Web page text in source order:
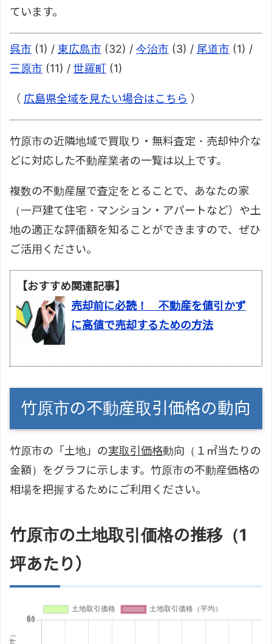
ています。
呉市 (1) / 東広島市 (32) / 今治市 (3) / 尾道市 (1) /
三原市 (11) / 世羅町 (1)
（ 広島県全域を見たい場合はこちら ）
竹原市の近隣地域で買取り・無料査定・売却仲介な
どに対応した不動産業者の一覧は以上です。
複数の不動産屋で査定をとることで、あなたの家
（一戸建て住宅・マンション・アパートなど）や土
地の適正な評価額を知ることができますので、ぜひ
ご活用ください。
【おすすめ関連記事】
売却前に必読！ 不動産を値引かず
に高値で売却するための方法
竹原市の不動産取引価格の動向
竹原市の「土地」の実取引価格動向（１㎡当たりの
金額）をグラフに示します。竹原市の不動産価格の
相場を把握するためにご利用ください。
竹原市の土地取引価格の推移（1
坪あたり）